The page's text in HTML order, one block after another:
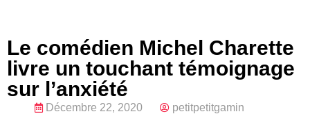
Le comédien Michel Charette
livre un touchant témoignage
sur l’anxiété
Décembre 22, 2020
petitpetitgamin